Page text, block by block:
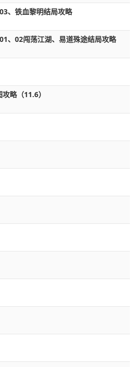
、铁血黎明结局攻略
、02闯荡江湖、易道殊途结局攻略
略（11.6）